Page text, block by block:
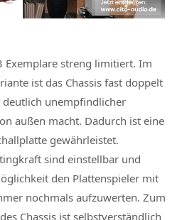
Exemplare streng limitiert. Im
ist das Chassis fast doppelt
deutlich unempfindlicher
außen macht. Dadurch ist eine
gewährleistet.
sind einstellbar und
den Plattenspieler mit
nochmals aufzuwerten. Zum
Chassis ist selbstverständlich